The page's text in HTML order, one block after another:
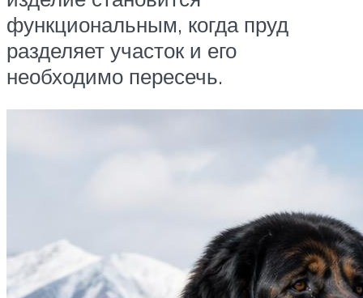
функциональным, когда пруд
разделяет участок и его
необходимо пересечь.